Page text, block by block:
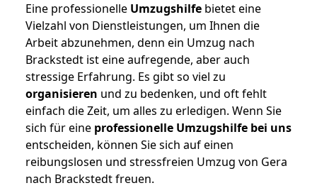
Eine professionelle Umzugshilfe bietet eine
Vielzahl von Dienstleistungen, um Ihnen die
Arbeit abzunehmen, denn ein Umzug nach
Brackstedt ist eine aufregende, aber auch
stressige Erfahrung. Es gibt so viel zu
organisieren und zu bedenken, und oft fehlt
einfach die Zeit, um alles zu erledigen. Wenn Sie
sich für eine professionelle Umzugshilfe bei uns
entscheiden, können Sie sich auf einen
reibungslosen und stressfreien Umzug von Gera
nach Brackstedt freuen.